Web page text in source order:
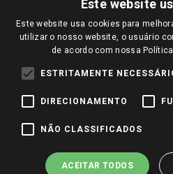
Notícias
Perguntas frequentes
Trabalhe Conosco
Trocas e Devoluções
Redes Sociais
Este website
Este website usa cookies para
utilizar o nosso website, o usuário
de acordo com nossa
ESTRITAMENTE
DIRECIONAMENTO
NÃO CLASSIFICADOS
ACEITAR TODOS